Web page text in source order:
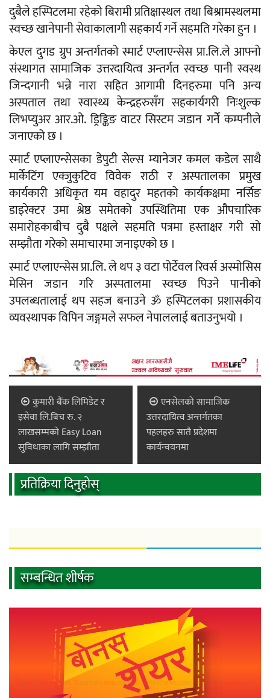
दुबैले हस्पिटलमा रहेको बिरामी प्रतिक्षास्थल तथा बिश्रामस्थलमा
स्वच्छ खानेपानी सेवाकालागी सहकार्य गर्ने सहमति गरेका हुन ।
केएल दुगड ग्रुप अन्तर्गतको स्मार्ट एप्लाएन्सेस प्रा.लि.ले आफ्नो
संस्थागत सामाजिक उत्तरदायित्व अन्तर्गत स्वच्छ पानी स्वस्थ
जिन्दगानी भन्ने नारा सहित आगामी दिनहरुमा पनि अन्य
अस्पताल तथा स्वास्थ्य केन्द्रहरुसँग सहकार्यगरी निःशुल्क
लिभप्युअर आर.ओ. ड्रिङ्किङ वाटर सिस्टम जडान गर्नेे कम्पनीले
जनाएको छ ।
स्मार्ट एप्लाएन्सेसका डेपुटी सेल्स म्यानेजर कमल कडेल साथै
मार्केटिंग एक्जुकुटिव विवेक राठी र अस्पतालका प्रमुख
कार्यकारी अधिकृत यम वहादुर महतको कार्यकक्षमा नर्सिङ
डाइरेक्टर उमा श्रेष्ठ समेतको उपस्थितिमा एक औपचारिक
समारोहकाबीच दुबै पक्षले सहमति पत्रमा हस्ताक्षर गरी सो
सम्झौता गरेको समाचारमा जनाइएको छ ।
स्मार्ट एप्लाएन्सेस प्रा.लि. ले थप ३ वटा पोर्टेवल रिवर्स अस्मोसिस
मेसिन जडान गरि अस्पतालमा स्वच्छ पिउने पानीको
उपलब्धतालाई थप सहज बनाउने ॐ हस्पिटलका प्रशासकीय
व्यवस्थापक विपिन जङ्गमले सफल नेपाललाई बताउनुभयो ।
कुमारी बैंक लिमिडेट र
इसेवा लि.बिच रु. २
लाखसम्मको Easy Loan
सुविधाका लागि सम्झौता
एनसेलको सामाजिक
उत्तरदायित्व अन्तर्गतका
पहलहरु सातै प्रदेशमा
कार्यन्वयनमा
प्रतिक्रिया दिनुहोस्
सम्बन्धित शीर्षक